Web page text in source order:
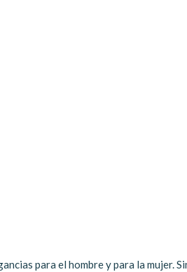
para el hombre y para la mujer.